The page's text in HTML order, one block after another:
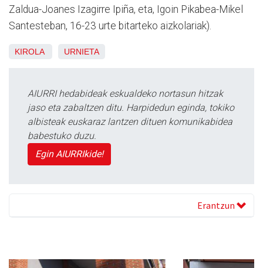
Zaldua-Joanes Izagirre Ipiña, eta, Igoin Pikabea-Mikel
Santesteban, 16-23 urte bitarteko aizkolariak).
KIROLA URNIETA
AIURRI hedabideak eskualdeko nortasun hitzak
jaso eta zabaltzen ditu. Harpidedun eginda, tokiko
albisteak euskaraz lantzen dituen komunikabidea
babestuko duzu.
Egin AIURRIkide!
Erantzun